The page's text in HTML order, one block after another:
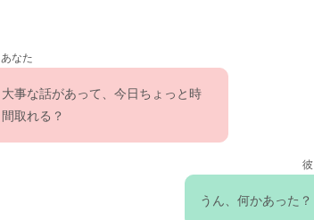
あなた
大事な話があって、今日ちょっと時
間取れる？
彼
うん、何かあった？